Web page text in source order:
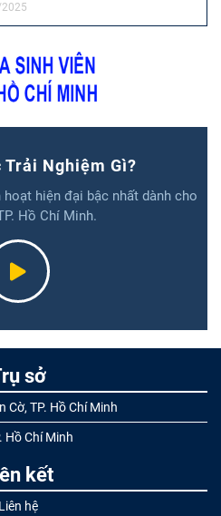
Trải Nghiệm Gì?
hiện đại bậc nhất dành cho
Hồ Chí Minh.
sở
Cờ, TP. Hồ Chí Minh
Hồ Chí Minh
kết
Liên hệ